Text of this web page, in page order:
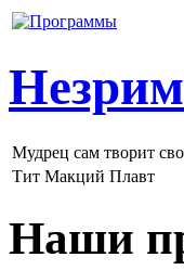
Мудрец сам творит
Тит Макций Плавт
Наши